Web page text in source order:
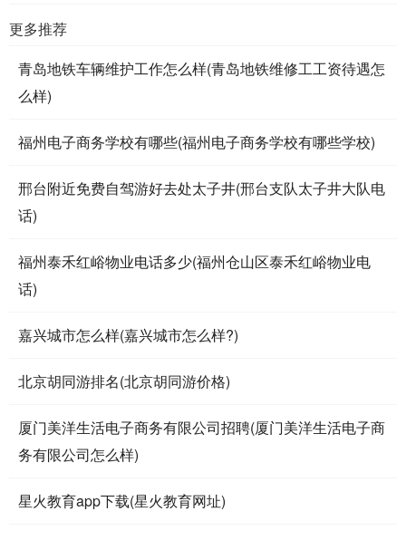
更多推荐
青岛地铁车辆维护工作怎么样(青岛地铁维修工工资待遇怎
么样)
福州电子商务学校有哪些(福州电子商务学校有哪些学校)
邢台附近免费自驾游好去处太子井(邢台支队太子井大队电
话)
福州泰禾红峪物业电话多少(福州仓山区泰禾红峪物业电
话)
嘉兴城市怎么样(嘉兴城市怎么样?)
北京胡同游排名(北京胡同游价格)
厦门美洋生活电子商务有限公司招聘(厦门美洋生活电子商
务有限公司怎么样)
星火教育app下载(星火教育网址)